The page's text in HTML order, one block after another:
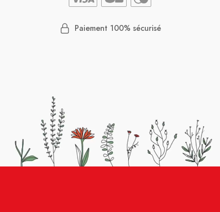
Paiement 100% sécurisé